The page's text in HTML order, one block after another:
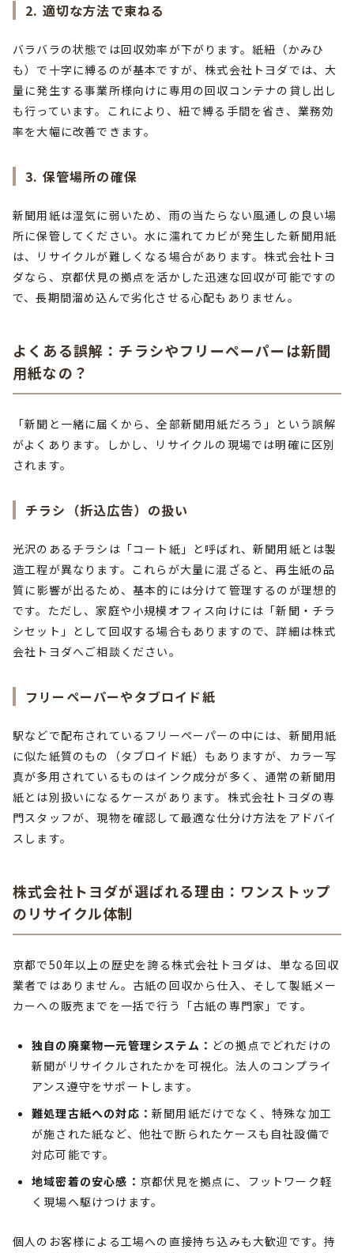
2. 適切な方法で束ねる
バラバラの状態では回収効率が下がります。紙紐（かみひ
も）で十字に縛るのが基本ですが、株式会社トヨダでは、大
量に発生する事業所様向けに専用の回収コンテナの貸し出し
も行っています。これにより、紐で縛る手間を省き、業務効
率を大幅に改善できます。
3. 保管場所の確保
新聞用紙は湿気に弱いため、雨の当たらない風通しの良い場
所に保管してください。水に濡れてカビが発生した新聞用紙
は、リサイクルが難しくなる場合があります。株式会社トヨ
ダなら、京都伏見の拠点を活かした迅速な回収が可能ですの
で、長期間溜め込んで劣化させる心配もありません。
よくある誤解：チラシやフリーペーパーは新聞
用紙なの？
「新聞と一緒に届くから、全部新聞用紙だろう」という誤解
がよくあります。しかし、リサイクルの現場では明確に区別
されます。
チラシ（折込広告）の扱い
光沢のあるチラシは「コート紙」と呼ばれ、新聞用紙とは製
造工程が異なります。これらが大量に混ざると、再生紙の品
質に影響が出るため、基本的には分けて管理するのが理想的
です。ただし、家庭や小規模オフィス向けには「新聞・チラ
シセット」として回収する場合もありますので、詳細は株式
会社トヨダへご相談ください。
フリーペーパーやタブロイド紙
駅などで配布されているフリーペーパーの中には、新聞用紙
に似た紙質のもの（タブロイド紙）もありますが、カラー写
真が多用されているものはインク成分が多く、通常の新聞用
紙とは別扱いになるケースがあります。株式会社トヨダの専
門スタッフが、現物を確認して最適な仕分け方法をアドバイ
スします。
株式会社トヨダが選ばれる理由：ワンストップ
のリサイクル体制
京都で50年以上の歴史を誇る株式会社トヨダは、単なる回収
業者ではありません。古紙の回収から仕入、そして製紙メー
カーへの販売までを一括で行う「古紙の専門家」です。
独自の廃棄物一元管理システム： どの拠点でどれだけの
新聞がリサイクルされたかを可視化。法人のコンプライ
アンス遵守をサポートします。
難処理古紙への対応： 新聞用紙だけでなく、特殊な加工
が施された紙など、他社で断られたケースも自社設備で
対応可能です。
地域密着の安心感： 京都伏見を拠点に、フットワーク軽
く現場へ駆けつけます。
個人のお客様による工場への直接持ち込みも大歓迎です。持